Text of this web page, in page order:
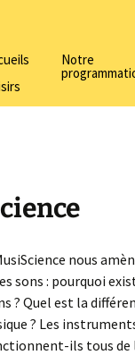
toutes
Découvrez
Scientifiques
Labomobils
Parcours
Notre
nous
sons : pourquoi
? Quel est la
? Les
ils tous de